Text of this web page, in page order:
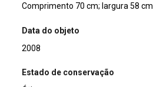
Comprimento 70 cm; largura 58 cm
Data do objeto
2008
Estado de conservação